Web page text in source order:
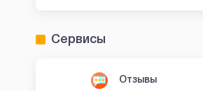
Сервисы
Отзывы